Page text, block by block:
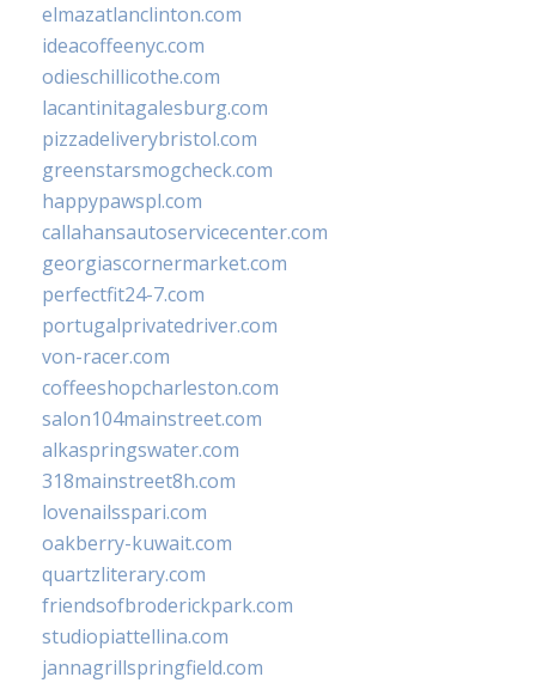
elmazatlanclinton.com
ideacoffeenyc.com
odieschillicothe.com
lacantinitagalesburg.com
pizzadeliverybristol.com
greenstarsmogcheck.com
happypawspl.com
callahansautoservicecenter.com
georgiascornermarket.com
perfectfit24-7.com
portugalprivatedriver.com
von-racer.com
coffeeshopcharleston.com
salon104mainstreet.com
alkaspringswater.com
318mainstreet8h.com
lovenailsspari.com
oakberry-kuwait.com
quartzliterary.com
friendsofbroderickpark.com
studiopiattellina.com
jannagrillspringfield.com